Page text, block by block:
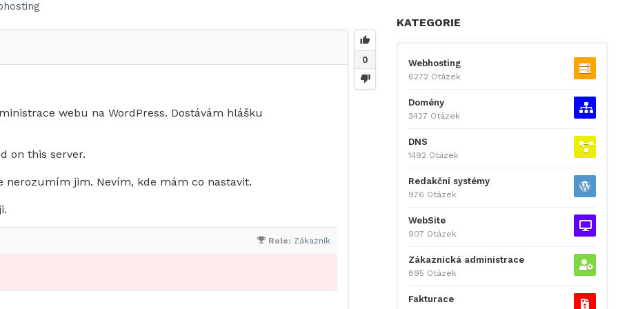
0
webu na WordPress. Dostávám hlášku
on this server.
nerozumím jim. Nevím, kde mám co nastavit.
Role: Zákazník
KATEGORIE
Webhosting
6272 Otázek
Domény
3427 Otázek
DNS
1492 Otázek
Redakční systémy
976 Otázek
WebSite
907 Otázek
Zákaznická administrace
895 Otázek
Fakturace